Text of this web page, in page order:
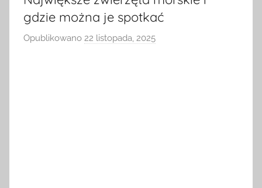
gdzie można je spotkać
Opublikowano 22 listopada, 2025